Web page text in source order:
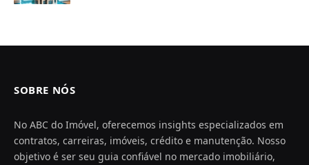
SOBRE NÓS
No ABC do Imóvel, oferecemos insights especializados em
contratos, carreiras, imóveis, crédito e manutenção. Nosso
objetivo é ser seu guia confiável no mercado imobiliário,